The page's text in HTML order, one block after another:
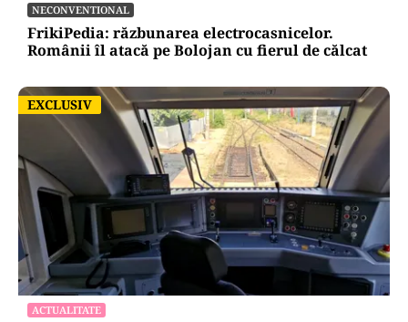
NECONVENTIONAL
FrikiPedia: răzbunarea electrocasnicelor.
Românii îl atacă pe Bolojan cu fierul de călcat
EXCLUSIV
EXCLUSIV
ACTUALITATE